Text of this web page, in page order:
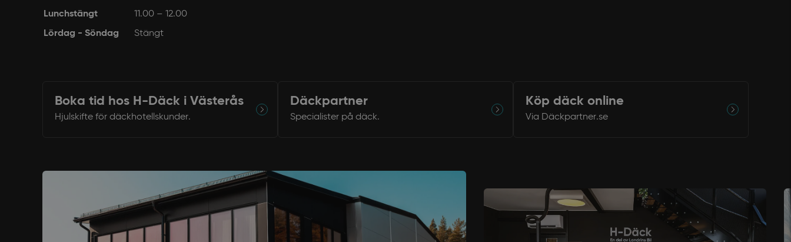
Lunchstängt 11.00 – 12.00
Lördag - Söndag Stängt
Boka tid hos H-Däck i Västerås
Hjulskifte för däckhotellskunder.
Däckpartner
Specialister på däck.
Köp däck online
Via Däckpartner.se